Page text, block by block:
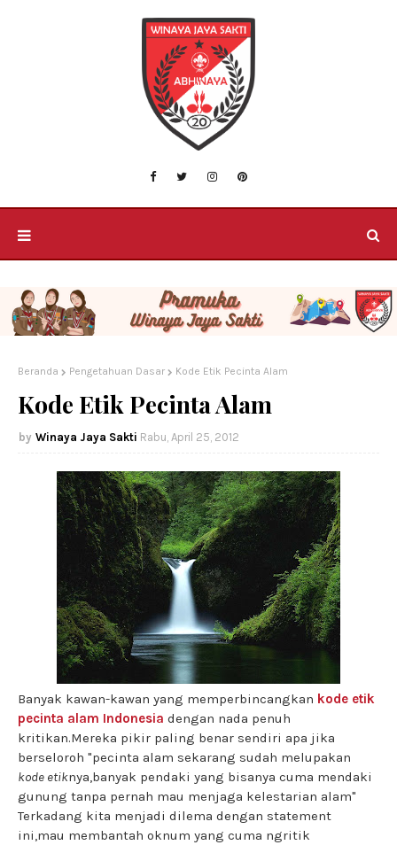
Beranda Pengetahuan Dasar Kode Etik Pecinta Alam
Kode Etik Pecinta Alam
Winaya Jaya Sakti Rabu, April 25, 2012
Banyak kawan-kawan yang memperbincangkan kode etik
pecinta alam Indonesia dengan nada penuh
kritikan.Mereka pikir paling benar sendiri apa jika
berseloroh "pecinta alam sekarang sudah melupakan
kode etiknya,banyak pendaki yang bisanya cuma mendaki
gunung tanpa pernah mau menjaga kelestarian alam"
Terkadang kita menjadi dilema dengan statement
ini,mau membantah oknum yang cuma ngritik